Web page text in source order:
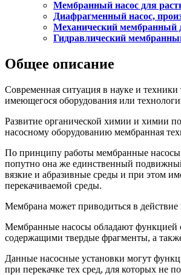
Мембранный насос для
Диафрагменный насос,
Механический мембранный
Гидравлический
Общее описание
Современная ситуация в науке и
имеющегося оборудования или
Развитие органической химии и химии
насосному оборудованию мембранная
По принципу работы мембранные насосы
попутно она же единственный
вязкие и абразивные среды и при этом
перекачиваемой среды.
Мембрана может приводиться в действие
Мембранные насосы обладают функцией
содержащими твердые фрагменты, а
Данные насосные установки могут
при перекачке тех сред, для которых не